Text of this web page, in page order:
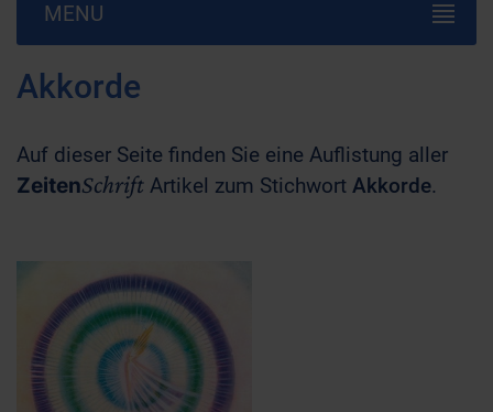
MENU
Akkorde
Auf dieser Seite finden Sie eine Auflistung aller
ZeitenSchrift Artikel zum Stichwort Akkorde.